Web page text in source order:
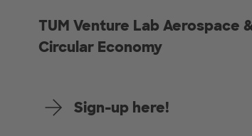
TUM Venture Lab Aerospace
Circular Economy
Sign-up here!